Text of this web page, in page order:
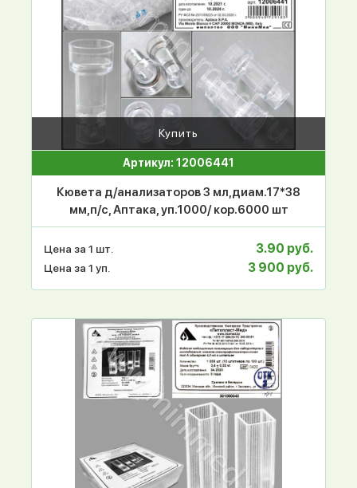
Купить
Артикул: 12006441
Кювета д/анализаторов 3 мл,диам.17*38
мм,п/с, Аптака, уп.1000/ кор.6000 шт
Цена за 1 шт. 3.90 руб.
Цена за 1 уп. 3 900 руб.